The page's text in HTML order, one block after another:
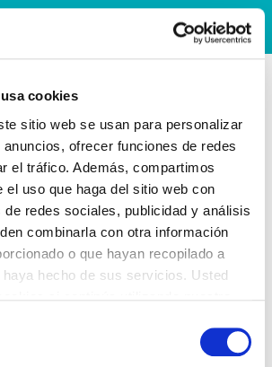
cookies
sitio web se usan para personalizar
ofrecer funciones de redes
el tráfico. Además, compartimos
el uso que haga del sitio web con
de redes sociales, publicidad y análisis
combinarla con otra información
o que hayan recopilado a
hecho de sus servicios. Usted